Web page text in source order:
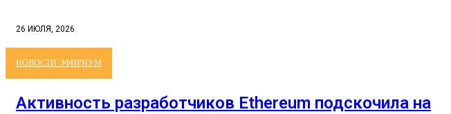
26 ИЮЛЯ, 2026
НОВОСТИ ЭФИРИУМ
Активность разработчиков Ethereum подскочила на